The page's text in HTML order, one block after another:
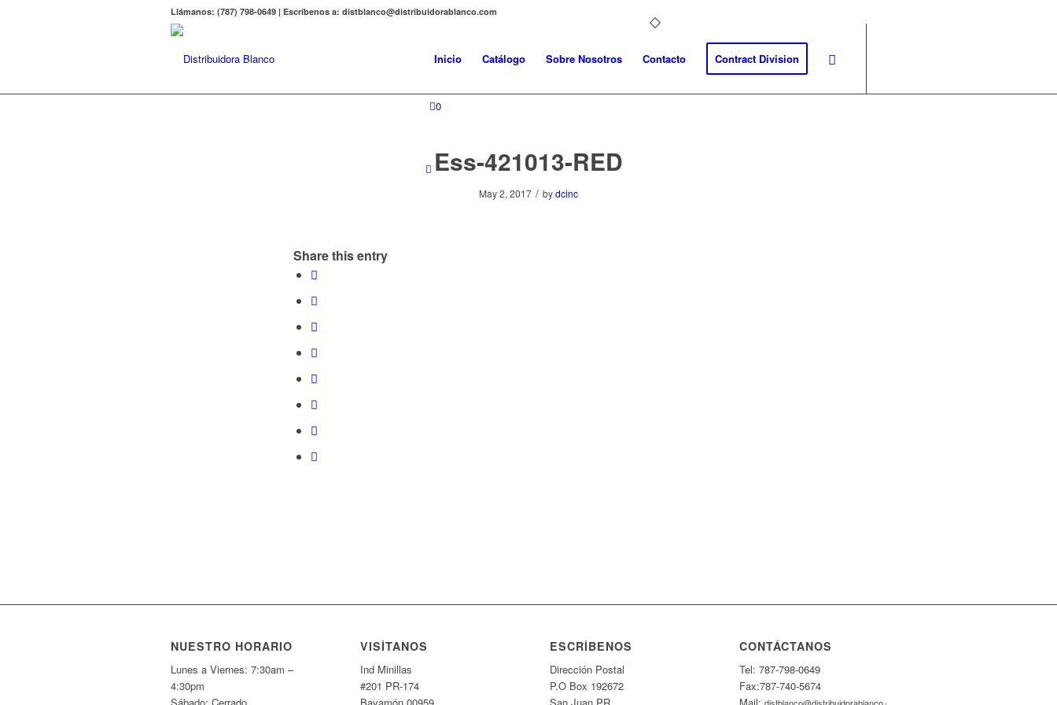
Llámanos: (787) 798-0649 | Escríbenos a: distblanco@distribuidorablanco.com
Inicio Catálogo Sobre Nosotros Contacto Contract Division
0
Ess-421013-RED
May 2, 2017 / bydcinc
Share this entry
NUESTRO HORARIO
Lunes a Viernes: 7:30am –
4:30pm
VISÍTANOS
Ind Minillas
#201 PR-174
ESCRÍBENOS
Dirección Postal
P.O Box 192672
CONTÁCTANOS
Tel: 787-798-0649
Fax:787-740-5674